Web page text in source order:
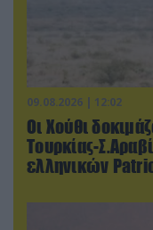
09.08.2026 | 12:02
Οι Χούθι
Τουρκίας-
ελληνικών